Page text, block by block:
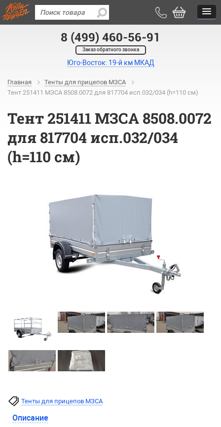
8 (499) 460-56-91
Заказ обратного звонка
Юго-Восток: 19-й км МКАД
Главная
Тенты для прицепов МЗСА
Тент 251411 МЗСА 8508.0072 для 817704 исп.032/034 (h=110 см)
Тент 251411 МЗСА 8508.0072
для 817704 исп.032/034
(h=110 см)
Тенты для прицепов МЗСА
Описание